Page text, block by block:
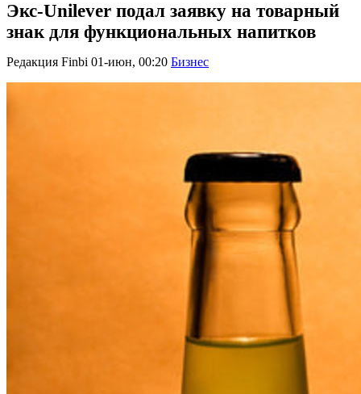
Экс-Unilever подал заявку на товарный
знак для функциональных напитков
Редакция Finbi 01-июн, 00:20 Бизнес